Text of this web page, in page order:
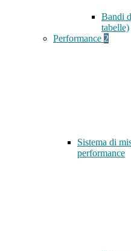
Bandi
tabelle)
Performance 2
Sistema di
performance